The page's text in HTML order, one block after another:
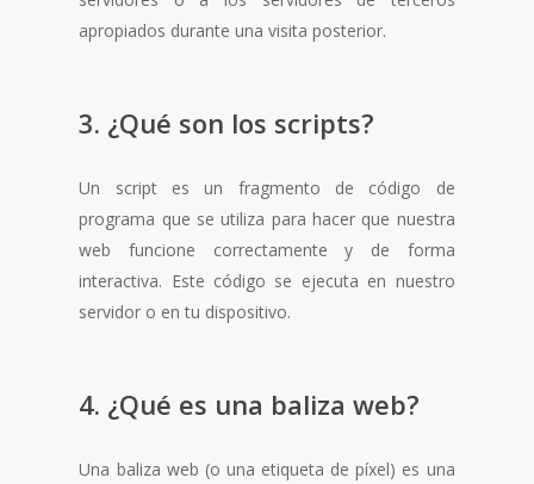
apropiados durante una visita posterior.
3. ¿Qué son los scripts?
Un script es un fragmento de código de
programa que se utiliza para hacer que nuestra
web funcione correctamente y de forma
interactiva. Este código se ejecuta en nuestro
servidor o en tu dispositivo.
4. ¿Qué es una baliza web?
Una baliza web (o una etiqueta de píxel) es una